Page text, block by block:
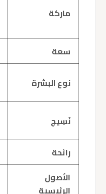
ماركة
سعة
نوع البشرة
نَسِيج
رائحة
الأصول
الرئيسية